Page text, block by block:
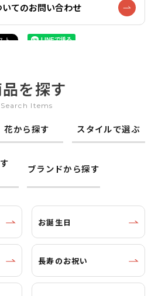
てのお問い合わせ
を探す
Search Items
花から探す スタイルで選ぶ
ブランドから探す
お誕生日
長寿のお祝い